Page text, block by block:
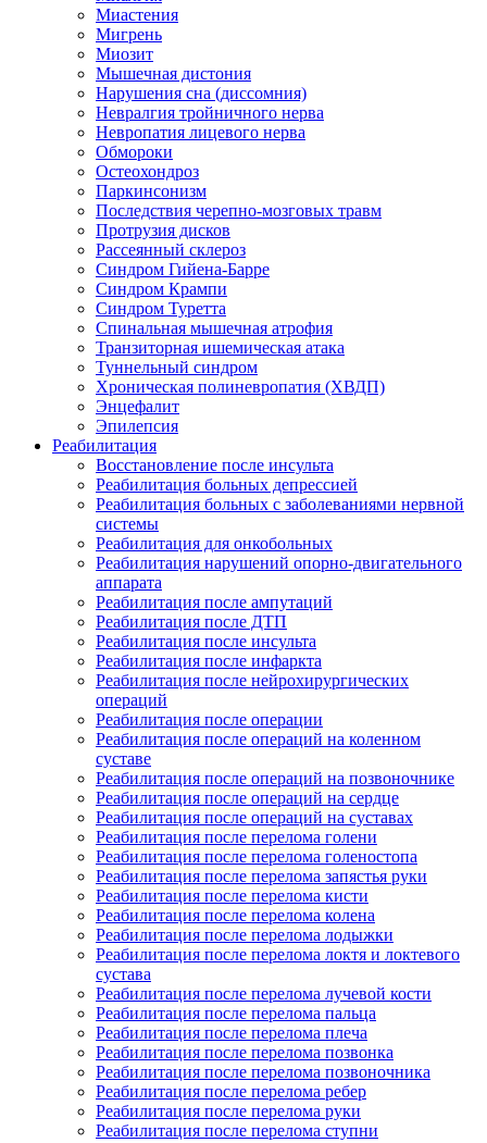
Миастения
Мигрень
Миозит
Мышечная дистония
Нарушения сна (диссомния)
Невралгия тройничного нерва
Невропатия лицевого нерва
Обмороки
Остеохондроз
Паркинсонизм
Последствия черепно-мозговых травм
Протрузия дисков
Рассеянный склероз
Синдром Гийена-Барре
Синдром Крампи
Синдром Туретта
Спинальная мышечная атрофия
Транзиторная ишемическая атака
Туннельный синдром
Хроническая полиневропатия (ХВДП)
Энцефалит
Эпилепсия
Реабилитация
Восстановление после инсульта
Реабилитация больных депрессией
Реабилитация больных с заболеваниями нервной
системы
Реабилитация для онкобольных
Реабилитация нарушений опорно-двигательного
аппарата
Реабилитация после ампутаций
Реабилитация после ДТП
Реабилитация после инсульта
Реабилитация после инфаркта
Реабилитация после нейрохирургических
операций
Реабилитация после операции
Реабилитация после операций на коленном
суставе
Реабилитация после операций на позвоночнике
Реабилитация после операций на сердце
Реабилитация после операций на суставах
Реабилитация после перелома голени
Реабилитация после перелома голеностопа
Реабилитация после перелома запястья руки
Реабилитация после перелома кисти
Реабилитация после перелома колена
Реабилитация после перелома лодыжки
Реабилитация после перелома локтя и локтевого
сустава
Реабилитация после перелома лучевой кости
Реабилитация после перелома пальца
Реабилитация после перелома плеча
Реабилитация после перелома позвонка
Реабилитация после перелома позвоночника
Реабилитация после перелома ребер
Реабилитация после перелома руки
Реабилитация после перелома ступни